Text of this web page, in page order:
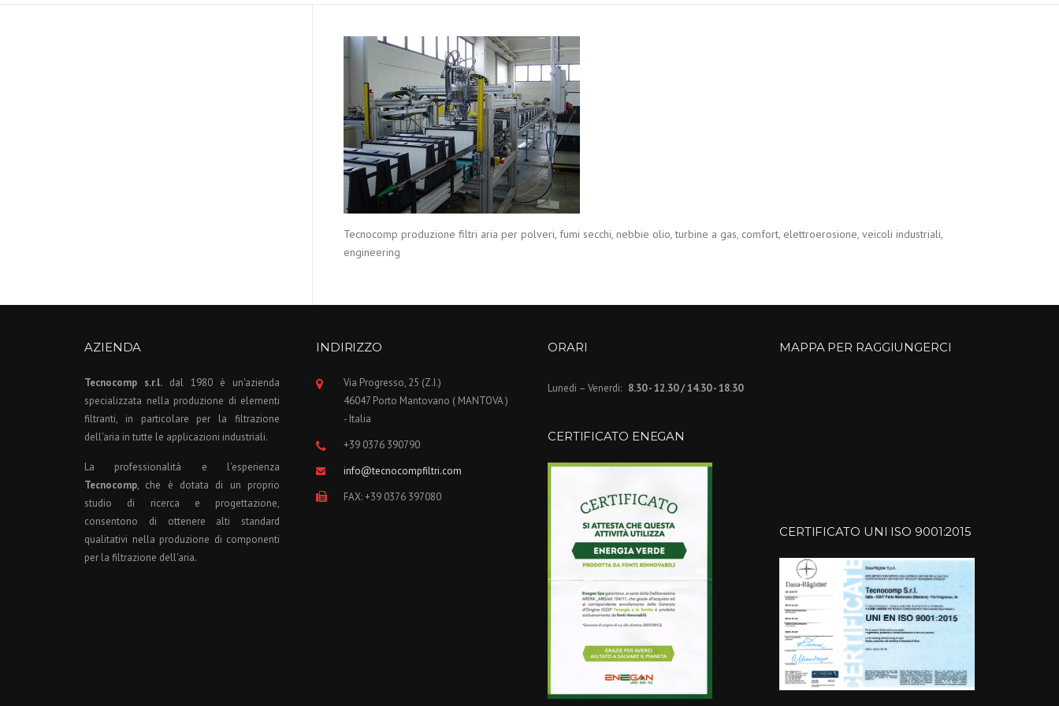
Tecnocomp produzione filtri aria per polveri, fumi secchi, nebbie olio, turbine a gas, comfort, elettroerosione, veicoli industriali,
engineering
AZIENDA
Tecnocomp s.r.l. dal 1980 è un'azienda
specializzata nella produzione di elementi
filtranti, in particolare per la filtrazione
dell'aria in tutte le applicazioni industriali.
La professionalità e l'esperienza
Tecnocomp, che è dotata di un proprio
studio di ricerca e progettazione,
consentono di ottenere alti standard
qualitativi nella produzione di componenti
per la filtrazione dell'aria.
INDIRIZZO
Via Progresso, 25 (Z.I.)
46047 Porto Mantovano ( MANTOVA )
- Italia
+39 0376 390790
info@tecnocompfiltri.com
FAX: +39 0376 397080
ORARI
Lunedi – Venerdi: 8.30 - 12.30 / 14.30 - 18.30
CERTIFICATO ENEGAN
MAPPA PER RAGGIUNGERCI
CERTIFICATO UNI ISO 9001:2015